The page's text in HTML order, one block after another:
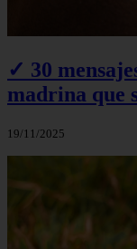
✓ 30
madrina que
19/11/2025